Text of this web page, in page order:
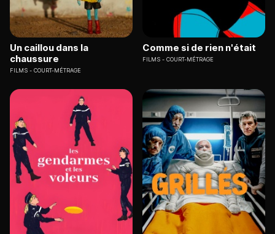
Un caillou dans la
chaussure
FILMS COURT-MÉTRAGE
Comme si de rien n'était
FILMS COURT-MÉTRAGE